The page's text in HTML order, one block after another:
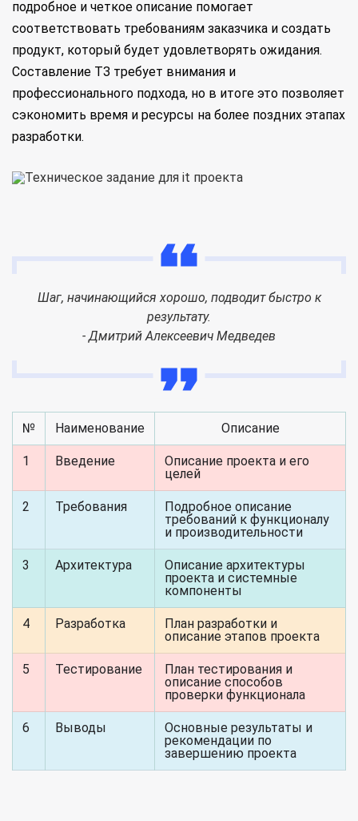
подробное и четкое описание помогает
соответствовать требованиям заказчика и создать
продукт, который будет удовлетворять ожидания.
Составление ТЗ требует внимания и
профессионального подхода, но в итоге это позволяет
сэкономить время и ресурсы на более поздних этапах
разработки.
Шаг, начинающийся хорошо, подводит быстро к
результату.
- Дмитрий Алексеевич Медведев
№ Наименование Описание
1 Введение
Описание проекта и его
целей
2 Требования
Подробное описание
требований к функционалу
и производительности
3 Архитектура
Описание архитектуры
проекта и системные
компоненты
4 Разработка
План разработки и
описание этапов проекта
5 Тестирование
План тестирования и
описание способов
проверки функционала
6 Выводы
Основные результаты и
рекомендации по
завершению проекта